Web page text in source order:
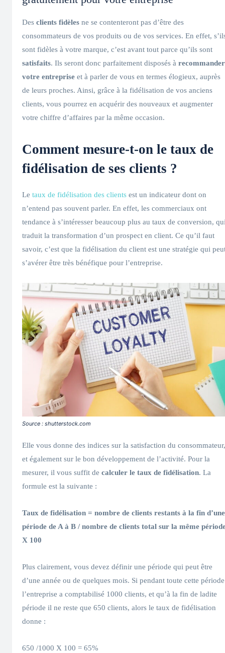
Des clients fidèles ne se contenteront pas d’être des
consommateurs de vos produits ou de vos services. En effet,
sont fidèles à votre marque, c’est avant tout parce qu’ils sont
satisfaits. Ils seront donc parfaitement disposés à recommander
votre entreprise et à parler de vous en termes élogieux, auprès
de leurs proches. Ainsi, grâce à la fidélisation de vos anciens
clients, vous pourrez en acquérir des nouveaux et augmenter
votre chiffre d’affaires par la même occasion.
Comment mesure-t-on le taux de
fidélisation de ses clients ?
Le taux de fidélisation des clients est un indicateur dont on
n’entend pas souvent parler. En effet, les commerciaux ont
tendance à s’intéresser beaucoup plus au taux de conversion,
traduit la transformation d’un prospect en client. Ce qu’il faut
savoir, c’est que la fidélisation du client est une stratégie qui
s’avérer être très bénéfique pour l’entreprise.
Source : shutterstock.com
Elle vous donne des indices sur la satisfaction du consommateur,
et également sur le bon développement de l’activité. Pour la
mesurer, il vous suffit de calculer le taux de fidélisation. La
formule est la suivante :
Taux de fidélisation = nombre de clients restants à la fin d’une
période de A à B / nombre de clients total sur la même
X 100
Plus clairement, vous devez définir une période qui peut être
d’une année ou de quelques mois. Si pendant toute cette période
l’entreprise a comptabilisé 1000 clients, et qu’à la fin de ladite
période il ne reste que 650 clients, alors le taux de fidélisation
donne :
650 /1000 X 100 = 65%